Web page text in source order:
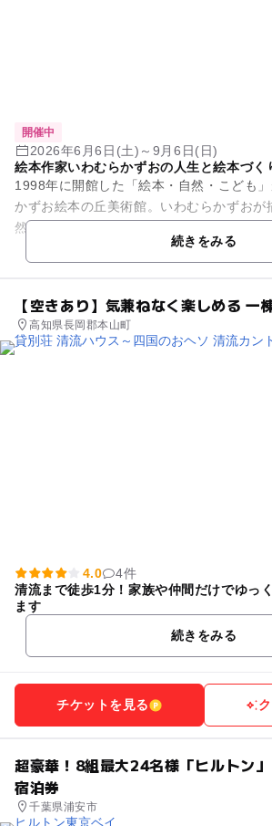
開催中
2026年6月6日(土)～9月6日(日)
絵本作家いわむらかずおの人生と絵本づく
1998年に開館した「絵本・自然・こども
かずお絵本の丘美術館。いわむらかずおが
然」と「こども」は作家自身の人生と重な
た杉並の雑木林、益子で...続きをみる
【空きあり】気兼ねなく楽しめる 一
高知県長岡郡本山町
4.0
4件
清流まで徒歩1分！家族や仲間だけでゆっ
ます
続きをみる
チケットを見る
超豪華！8組最大24名様「ヒルトン
宿泊券
千葉県浦安市